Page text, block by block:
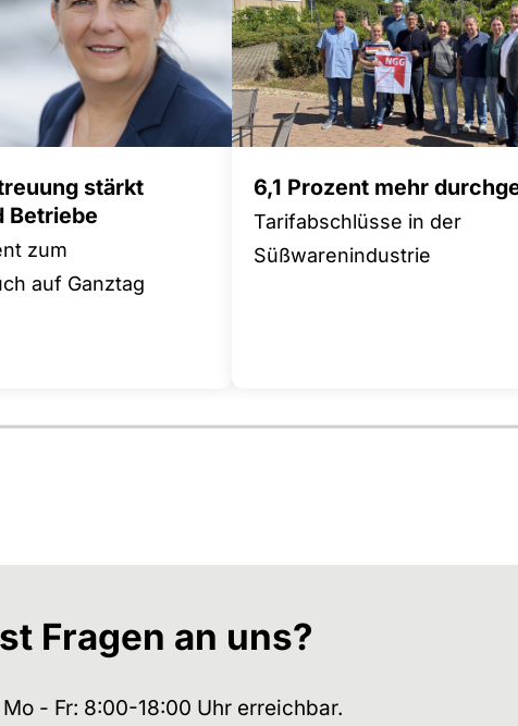
stärkt
Betriebe
zum
auf Ganztag
6,1 Prozent mehr
Tarifabschlüsse in der
Süßwarenindustrie
Fragen an uns?
- Fr: 8:00-18:00 Uhr erreichbar.